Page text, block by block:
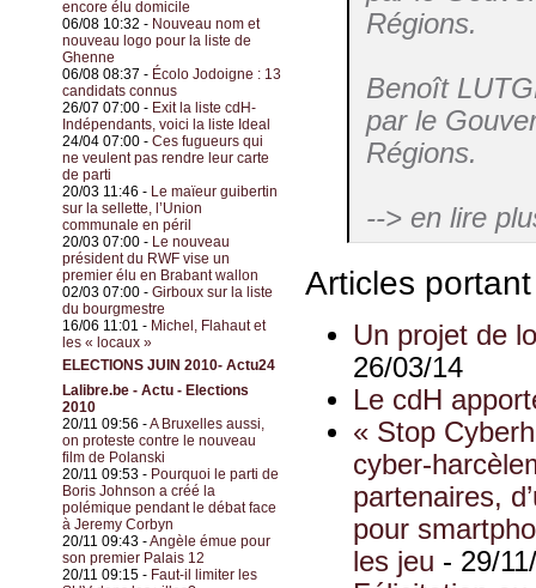
encore élu domicile
06/08 10:32 - Nouveau nom et
nouveau logo pour la liste de
Ghenne
06/08 08:37 - Écolo Jodoigne : 13
candidats connus
26/07 07:00 - Exit la liste cdH-
Indépendants, voici la liste Ideal
24/04 07:00 - Ces fugueurs qui
ne veulent pas rendre leur carte
de parti
20/03 11:46 - Le maïeur guibertin
sur la sellette, l’Union
communale en péril
20/03 07:00 - Le nouveau
président du RWF vise un
premier élu en Brabant wallon
02/03 07:00 - Girboux sur la liste
du bourgmestre
16/06 11:01 - Michel, Flahaut et
les « locaux »
ELECTIONS JUIN 2010- Actu24
Lalibre.be - Actu - Elections
2010
20/11 09:56 -A Bruxelles aussi,
on proteste contre le nouveau
film de Polanski
20/11 09:53 - Pourquoi le parti de
Boris Johnson a créé la
polémique pendant le débat face
à Jeremy Corbyn
20/11 09:43 -Angèle émue pour
son premier Palais 12
20/11 09:15 - Faut-il limiter les
Régions.
Benoît
par le
Régions.
--> en lire
Articles
Un projet de
26/03/14
Le cdH
« Stop
cyber-
partenaires,
pour
les jeu - 29/